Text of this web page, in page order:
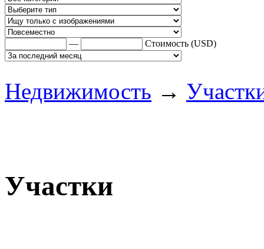
— Стоимость (USD)
Недвижимость →
Участки